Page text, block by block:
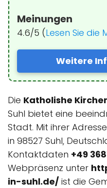
Meinungen
4.6/5 (Lesen Sie die
Weitere
Die Katholishe
Suhl bietet eine
Stadt. Mit ihrer
in 98527 Suhl,
Kontaktdaten +49
Webpräsenz unter
in-suhl.de/ ist die